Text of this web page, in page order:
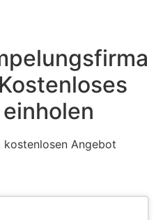
kostenlosen Angebot